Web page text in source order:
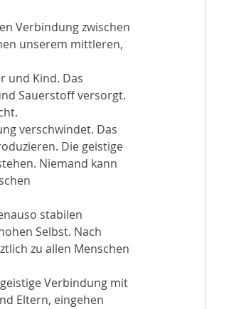
Verbindung zwischen
unserem mittleren,
und Kind. Das
Sauerstoff versorgt.
verschwindet. Das
Die geistige
Niemand kann
stabilen
Selbst. Nach
zu allen Menschen
Verbindung mit
Eltern, eingehen